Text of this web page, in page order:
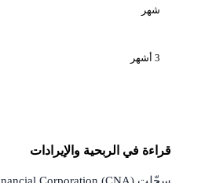
شهر
3 أشهر
قراءة في الربحية والإيرادات